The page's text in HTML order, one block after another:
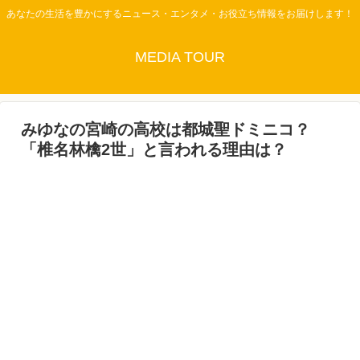
あなたの生活を豊かにするニュース・エンタメ・お役立ち情報をお届けします！
MEDIA TOUR
みゆなの宮崎の高校は都城聖ドミニコ？
「椎名林檎2世」と言われる理由は？